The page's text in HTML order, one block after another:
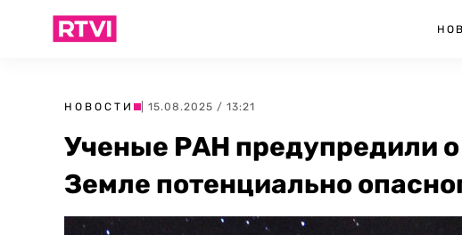
НОВОСТИ | 15.08.2025 / 13:21
Ученые РАН предупредили
Земле потенциально